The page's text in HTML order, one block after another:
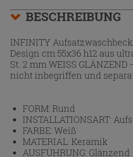
BESCHREIBUNG
INFINITY
Design cm 55x36 h12 aus
St. 2 mm WEISS
nicht inbegriffen und
FORM:Rund
INSTALLATIONSART:
FARBE:Weiß
MATERIAL:Keramik
AUSFÜHRUNG: Glänzend